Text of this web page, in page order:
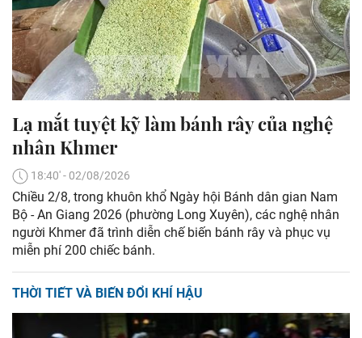
Lạ mắt tuyệt kỹ làm bánh rây của nghệ
nhân Khmer
18:40' - 02/08/2026
Chiều 2/8, trong khuôn khổ Ngày hội Bánh dân gian Nam
Bộ - An Giang 2026 (phường Long Xuyên), các nghệ nhân
người Khmer đã trình diễn chế biến bánh rây và phục vụ
miễn phí 200 chiếc bánh.
THỜI TIẾT VÀ BIẾN ĐỔI KHÍ HẬU